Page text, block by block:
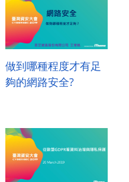
做到哪種程度才有足
夠的網路安全?